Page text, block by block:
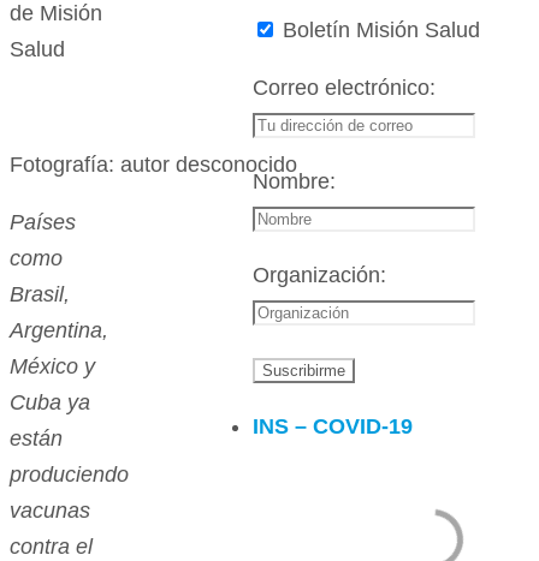
de Misión
Salud
Fotografía: autor desconocido
Países
como
Brasil,
Argentina,
México y
Cuba ya
están
produciendo
vacunas
contra el
Boletín Misión Salud
Correo electrónico:
Nombre:
Organización:
INS – COVID-19